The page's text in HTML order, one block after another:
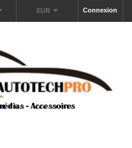
Connexion
EUR